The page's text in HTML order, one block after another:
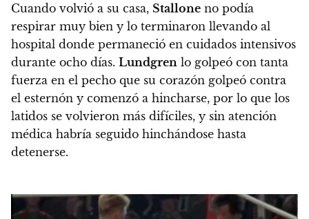
Cuando volvió a su casa, Stallone no podía
respirar muy bien y lo terminaron llevando al
hospital donde permaneció en cuidados intensivos
durante ocho días. Lundgren lo golpeó con tanta
fuerza en el pecho que su corazón golpeó contra
el esternón y comenzó a hincharse, por lo que los
latidos se volvieron más difíciles, y sin atención
médica habría seguido hinchándose hasta
detenerse.